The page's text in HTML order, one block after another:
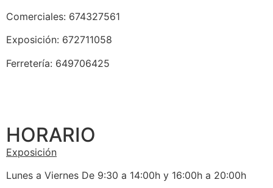
Comerciales: 674327561
Exposición: 672711058
Ferretería: 649706425
HORARIO
Exposición
Lunes a Viernes De 9:30 a 14:00h y 16:00h a 20:00h